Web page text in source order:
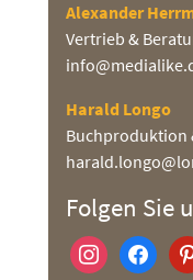
Alexander
Vertrieb &
Harald Longo
Buchproduktion
Folgen Sie
instagramfacebook